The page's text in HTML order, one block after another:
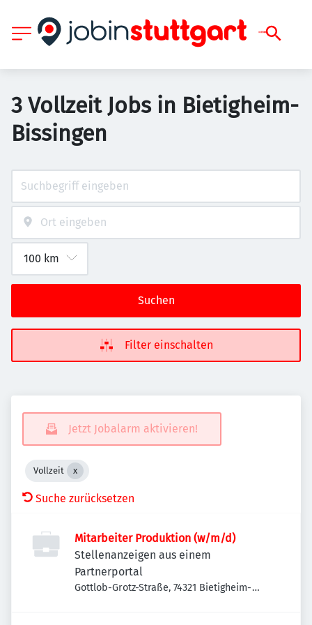
3 Vollzeit Jobs in Bietigheim-
Bissingen
Suchen
Filter einschalten
Jetzt Jobalarm aktivieren!
Vollzeit
Suche zurücksetzen
Mitarbeiter Produktion (w/m/d)
Stellenanzeigen aus einem
Partnerportal
Gottlob-Grotz-Straße, 74321 Bietigheim-